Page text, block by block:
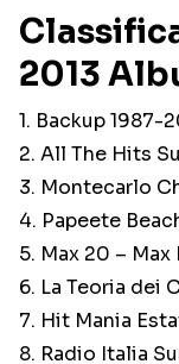
2013
1. Backup 1987-
2. All The Hits
3. Montecarlo
4. Papeete
5. Max 20 – Max
6. La Teoria dei
7. Hit Mania
8. Radio Italia